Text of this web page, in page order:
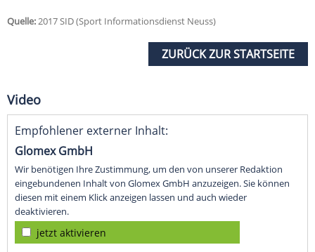
Quelle:2017 SID (Sport Informationsdienst Neuss)
ZURÜCK ZUR STARTSEITE
Video
Empfohlener externer Inhalt:
Glomex GmbH
Wir benötigen Ihre Zustimmung, um den von unserer Redaktion
eingebundenen Inhalt von Glomex GmbH anzuzeigen. Sie können
diesen mit einem Klick anzeigen lassen und auch wieder
deaktivieren.
jetzt aktivieren